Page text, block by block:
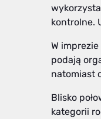
kontrolne.
W
podają
natomiast
Blisko
kategorii